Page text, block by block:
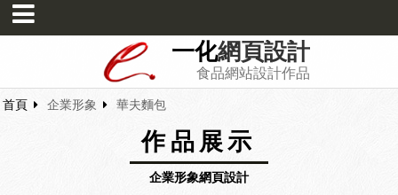
一化網頁設計
食品網站設計作品
首頁 企業形象 華夫麵包
作品展示
企業形象網頁設計